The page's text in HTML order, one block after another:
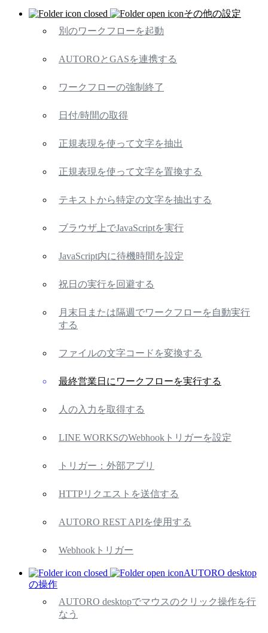
その他の設定
別のワークフローを起動
AUTOROとGASを連携する
ワークフローの強制終了
日付/時間の取得
正規表現を使って文字を抽出
正規表現を使って文字を置換する
テキストから特定の文字を抽出する
ブラウザ上でJavaScriptを実行
JavaScript内に待機時間を設定
祝日の実行を回避する
月末日または隔週でワークフローを自動実行
する
ファイルの文字コードを変換する
最終営業日にワークフローを実行する
人の入力を取得する
LINE WORKSのWebhookトリガーを設定
トリガー：外部アプリ
HTTPリクエストを送信する
AUTORO REST APIを使用する
Webhookトリガー
AUTORO desktop
の操作
AUTORO desktopでマウスのクリック操作を行
なう